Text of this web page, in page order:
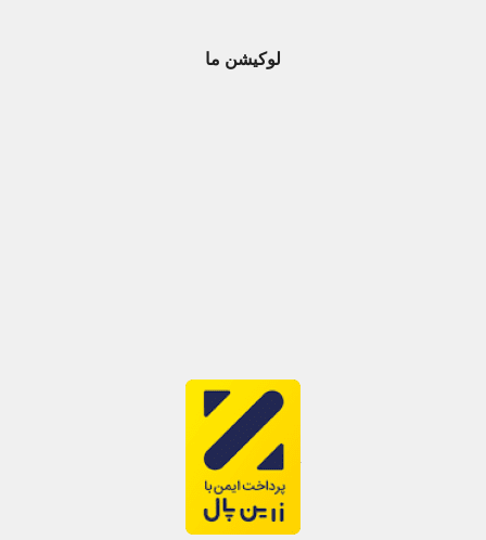
لوکیشن ما